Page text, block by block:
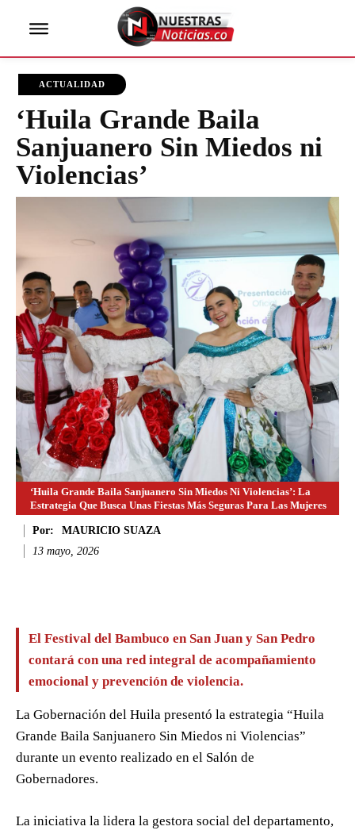
ACTUALIDAD
‘Huila Grande Baila
Sanjuanero Sin Miedos ni
Violencias’
‘Huila Grande Baila Sanjuanero Sin Miedos Ni Violencias’: La
Estrategia Que Busca Unas Fiestas Más Seguras Para Las Mujeres
Por:
MAURICIO SUAZA
13 mayo, 2026
El Festival del Bambuco en San Juan y San Pedro
contará con una red integral de acompañamiento
emocional y prevención de violencia.
La Gobernación del Huila presentó la estrategia “Huila
Grande Baila Sanjuanero Sin Miedos ni Violencias”
durante un evento realizado en el Salón de
Gobernadores.
La iniciativa la lidera la gestora social del departamento,